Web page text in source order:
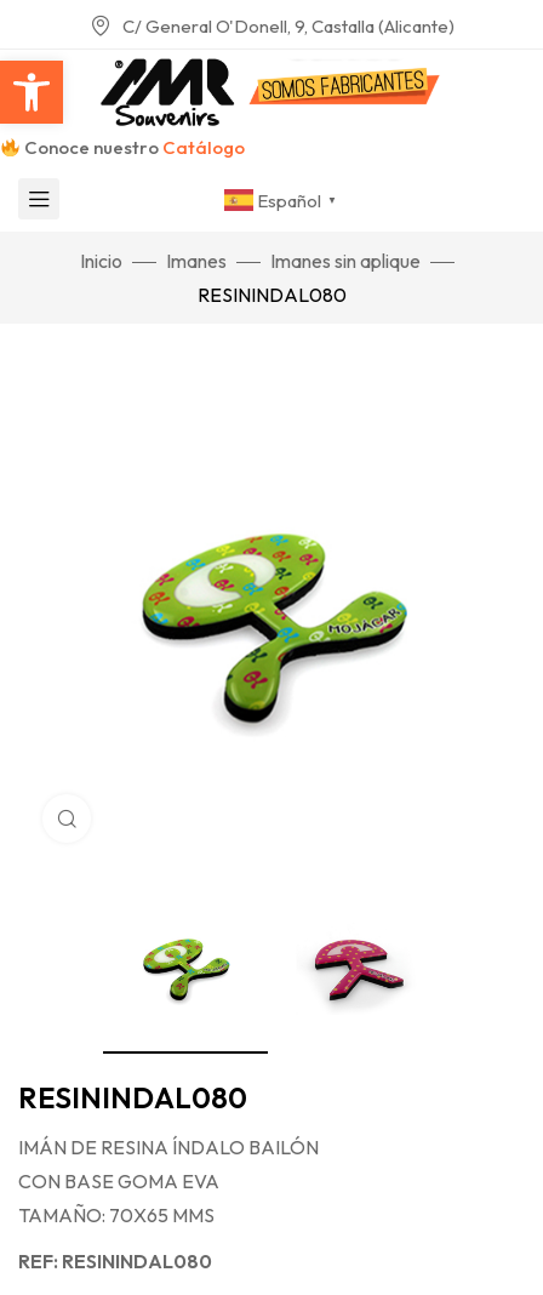
Abrir barra de herramientas
C/ General O'Donell, 9, Castalla (Alicante)
Conoce nuestro Catálogo
Español ▼
Inicio Imanes
Imanes sin aplique
RESININDAL080
RESININDAL080
IMÁN DE RESINA ÍNDALO BAILÓN
CON BASE GOMA EVA
TAMAÑO: 70X65 MMS
REF: RESININDAL080